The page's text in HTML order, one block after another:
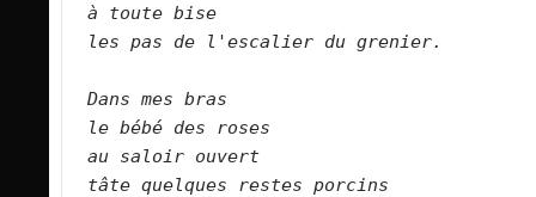
à toute bise
les pas de l'escalier du grenier.
Dans mes bras
le bébé des roses
au saloir ouvert
tâte quelques restes porcins